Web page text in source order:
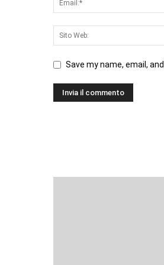
Save my name, email,